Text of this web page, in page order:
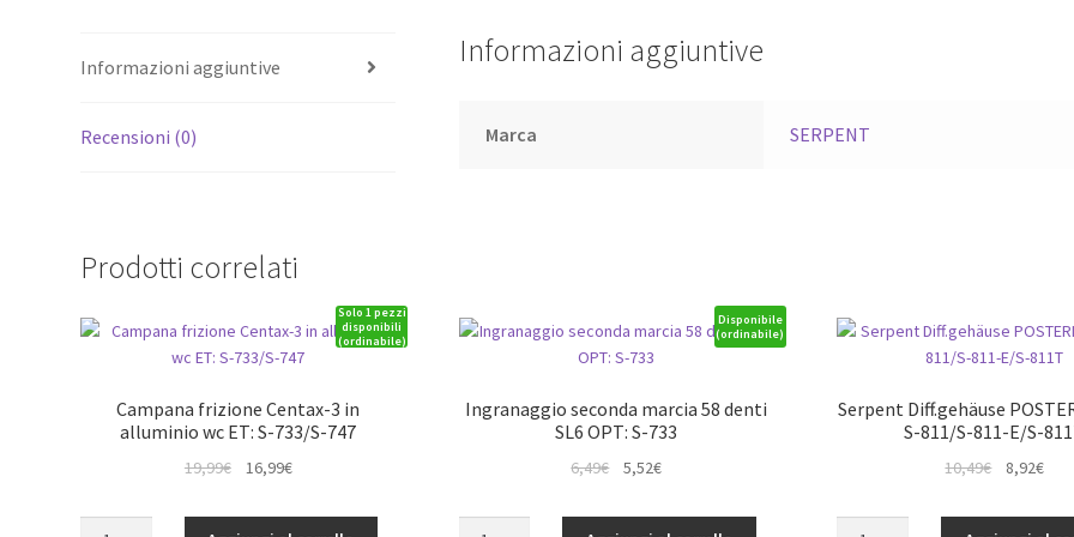
Informazioni aggiuntive
Recensioni (0)
Informazioni aggiuntive
Marca SERPENT
Prodotti correlati
Solo 1 pezzi
disponibili
(ordinabile)
Campana frizione Centax-3 in
alluminio wc ET: S-733/S-747
19,99€
originale
16,99€Il
attuale
Disponibile
(ordinabile)
Ingranaggio seconda marcia 58 denti
SL6 OPT: S-733
6,49€
originale
5,52€Il
attuale
Serpent Diff.gehäuse
S-811/S-811-E/S-
10,49€
originale
8,92€Il